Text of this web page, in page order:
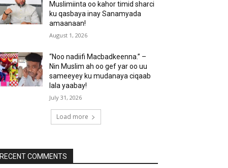
Muslimiinta oo kahor timid sharci
ku qasbaya inay Sanamyada
amaanaan!
August 1, 2026
“Noo nadiifi Macbadkeenna.” –
Nin Muslim ah oo gef yar oo uu
sameeyey ku mudanaya ciqaab
lala yaabay!
July 31, 2026
Load more
RECENT COMMENTS